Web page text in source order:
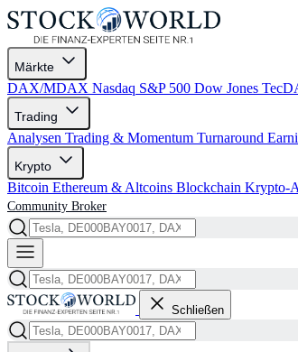
Märkte
DAX/MDAX Nasdaq S&P 500 Dow Jones
Trading
Analysen Trading & Momentum Turnaround
Krypto
Bitcoin Ethereum & Altcoins Blockchain Krypto-
Community Broker
Schließen